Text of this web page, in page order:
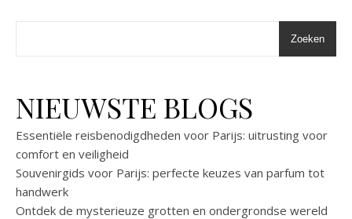
Zoeken
NIEUWSTE BLOGS
Essentiële reisbenodigdheden voor Parijs: uitrusting voor
comfort en veiligheid
Souvenirgids voor Parijs: perfecte keuzes van parfum tot
handwerk
Ontdek de mysterieuze grotten en ondergrondse wereld